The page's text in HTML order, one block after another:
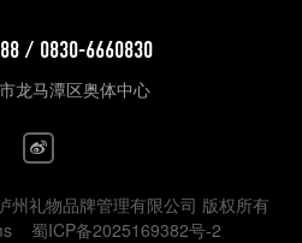
/ 0830-6660830
龙马潭区奥体中心
礼物品牌管理有限公司 版权所有
蜀ICP备2025169382号-2